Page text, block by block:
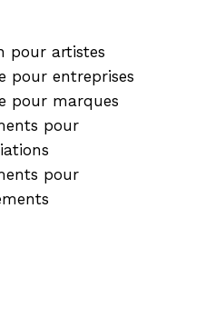
pour artistes
pour entreprises
pour marques
pour
pour